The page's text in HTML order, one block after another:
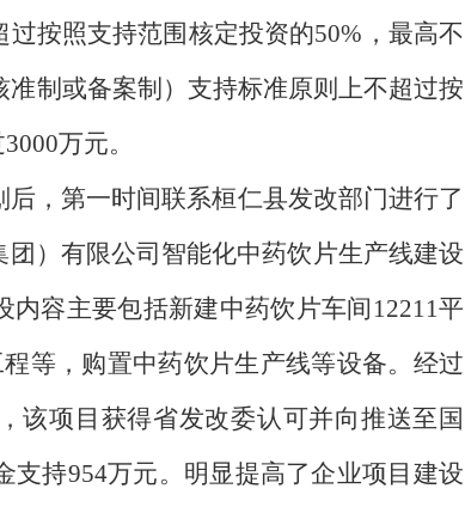
按照支持范围核定投资的50% ，最高不
制或备案制）支持标准原则上不超过按
3000万元。
，第一时间联系桓仁县发改部门进行了
）有限公司智能化中药饮片生产线建设
内容主要包括新建中药饮片车间 12211平
等，购置中药饮片生产线等设备。 经过
该项目获得省发改委认可并向推送至国
支持954万元。明显提高了企业项目建设